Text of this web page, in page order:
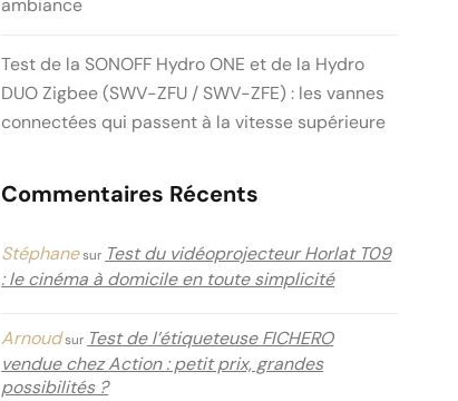
Test de la SONOFF Hydro ONE et de la Hydro
DUO Zigbee (SWV-ZFU / SWV-ZFE) : les vannes
connectées qui passent à la vitesse supérieure
Commentaires Récents
Stéphanesur Test du vidéoprojecteur Horlat T09
: le cinéma à domicile en toute simplicité
Arnoudsur Test de l’étiqueteuse FICHERO
vendue chez Action : petit prix, grandes
possibilités ?